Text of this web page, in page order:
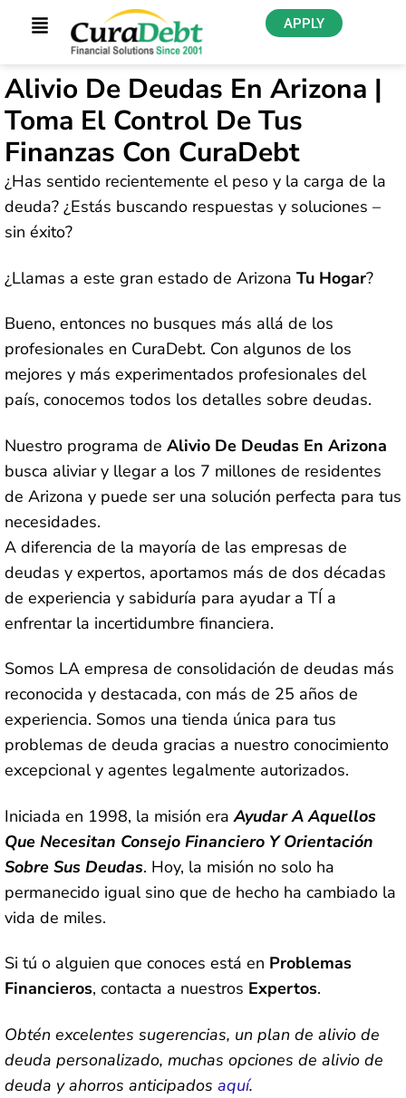
APPLY
Alivio De Deudas En Arizona |
Toma El Control De Tus
Finanzas Con CuraDebt
¿Has sentido recientemente el peso y la carga de la
deuda? ¿Estás buscando respuestas y soluciones –
sin éxito?
¿Llamas a este gran estado de Arizona Tu Hogar?
Bueno, entonces no busques más allá de los
profesionales en CuraDebt. Con algunos de los
mejores y más experimentados profesionales del
país, conocemos todos los detalles sobre deudas.
Nuestro programa de Alivio De Deudas En Arizona
busca aliviar y llegar a los 7 millones de residentes
de Arizona y puede ser una solución perfecta para tus
necesidades.
A diferencia de la mayoría de las empresas de
deudas y expertos, aportamos más de dos décadas
de experiencia y sabiduría para ayudar a TÍ a
enfrentar la incertidumbre financiera.
Somos LA empresa de consolidación de deudas más
reconocida y destacada, con más de 25 años de
experiencia. Somos una tienda única para tus
problemas de deuda gracias a nuestro conocimiento
excepcional y agentes legalmente autorizados.
Iniciada en 1998, la misión eraAyudar A Aquellos
Que Necesitan Consejo Financiero Y Orientación
Sobre Sus Deudas. Hoy, la misión no solo ha
permanecido igual sino que de hecho ha cambiado la
vida de miles.
Si tú o alguien que conoces está en Problemas
Financieros, contacta a nuestros Expertos.
Obtén excelentes sugerencias, un plan de alivio de
deuda personalizado, muchas opciones de alivio de
deuda y ahorros anticipados aquí.